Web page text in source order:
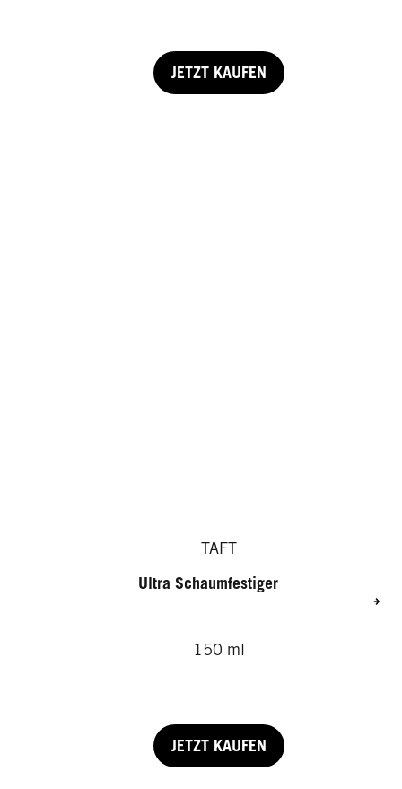
JETZT KAUFEN
TAFT
Ultra Schaumfestiger
150 ml
JETZT KAUFEN